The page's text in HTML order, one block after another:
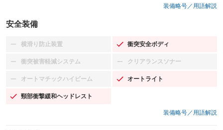
装備略号／用語解説
安全装備
横滑り防止装置
：装備なし 衝突安全ボディ
：装備あり
衝突被害軽減システム
：装備なし クリアランスソナー
：装備なし
オートマチックハイビーム
：装備なし オートライト
：装備あり
頸部衝撃緩和ヘッドレスト
：装備あり
装備略号／用語解説